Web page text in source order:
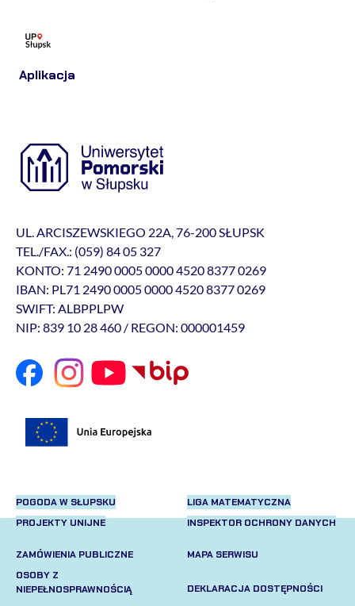
Aplikacja
UL. ARCISZEWSKIEGO 22A, 76-200 SŁUPSK
TEL./FAX.: (059) 84 05 327
KONTO: 71 2490 0005 0000 4520 8377 0269
IBAN: PL71 2490 0005 0000 4520 8377 0269
SWIFT: ALBPPLPW
NIP: 839 10 28 460 / REGON: 000001459
POGODA W SŁUPSKU
PROJEKTY UNIJNE
LIGA MATEMATYCZNA
INSPEKTOR OCHRONY DANYCH
ZAMÓWIENIA PUBLICZNE
OSOBY Z
NIEPEŁNOSPRAWNOŚCIĄ
MAPA SERWISU
DEKLARACJA DOSTĘPNOŚCI